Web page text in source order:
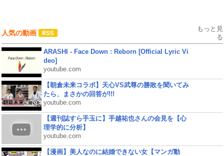
人気の動画
もっと見
る
ARASHI - Face Down : Reborn [Official Lyric Vi
deo]
youtube.com
【朝倉未来コラボ】天心VS武尊の勝敗を聞いてみ
たら、まさかの回答が!!!
youtube.com
【週刊誌すら手玉に】手越祐也さんの会見を【心
理学的に分析】
youtube.com
【漫画】美人なのに結婚できない女【マンガ動